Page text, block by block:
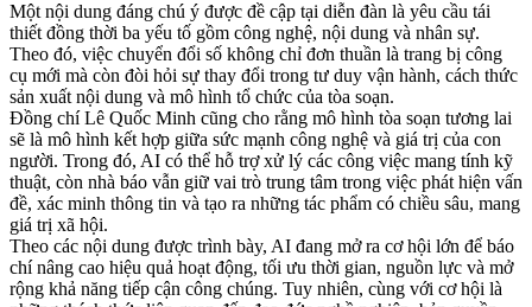
Một nội dung đáng chú ý được đề cập tại diễn đàn là yêu cầu tái
thiết đồng thời ba yếu tố gồm công nghệ, nội dung và nhân sự.
Theo đó, việc chuyển đổi số không chỉ đơn thuần là trang bị công
cụ mới mà còn đòi hỏi sự thay đổi trong tư duy vận hành, cách thức
sản xuất nội dung và mô hình tổ chức của tòa soạn.
Đồng chí Lê Quốc Minh cũng cho rằng mô hình tòa soạn tương lai
sẽ là mô hình kết hợp giữa sức mạnh công nghệ và giá trị của con
người. Trong đó, AI có thể hỗ trợ xử lý các công việc mang tính kỹ
thuật, còn nhà báo vẫn giữ vai trò trung tâm trong việc phát hiện vấn
đề, xác minh thông tin và tạo ra những tác phẩm có chiều sâu, mang
giá trị xã hội.
Theo các nội dung được trình bày, AI đang mở ra cơ hội lớn để báo
chí nâng cao hiệu quả hoạt động, tối ưu thời gian, nguồn lực và mở
rộng khả năng tiếp cận công chúng. Tuy nhiên, cùng với cơ hội là